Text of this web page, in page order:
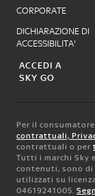
CORPORATE
DICHIARAZIONE DI
ACCESSIBILITA'
ACCEDI A
SKY GO
Per il
contrattuali,
contrattuali o per
Tutti i marchi
contenuti, sono di
utilizzati su
04619241005.